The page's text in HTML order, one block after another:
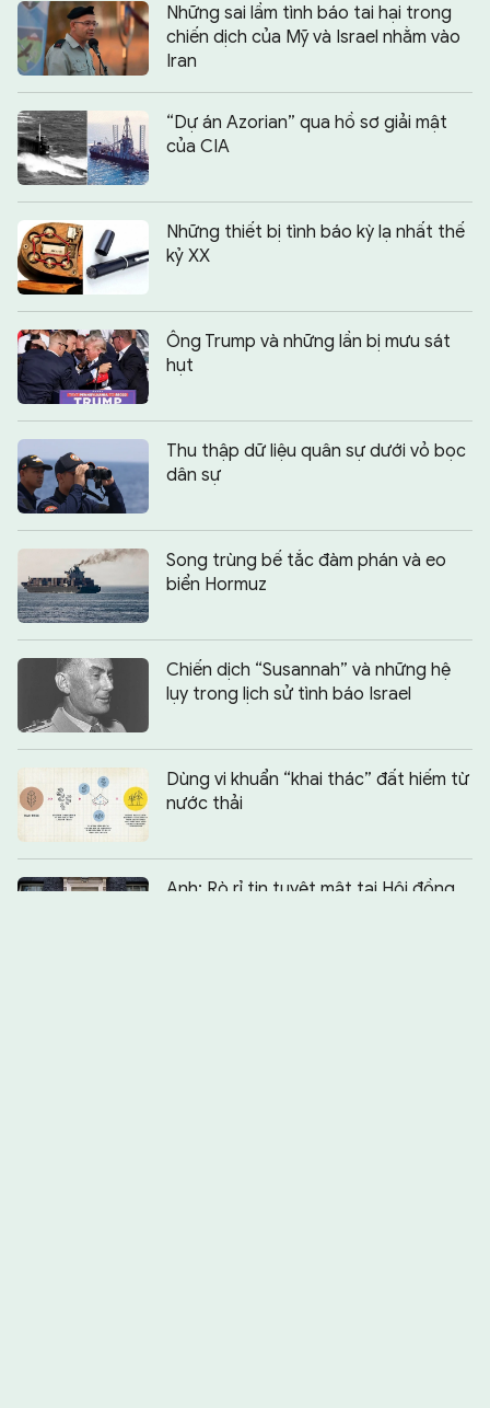
Những sai lầm tình báo tai hại trong
chiến dịch của Mỹ và Israel nhằm vào
Iran
“Dự án Azorian” qua hồ sơ giải mật
của CIA
Những thiết bị tình báo kỳ lạ nhất thế
kỷ XX
Ông Trump và những lần bị mưu sát
hụt
Thu thập dữ liệu quân sự dưới vỏ bọc
dân sự
Song trùng bế tắc đàm phán và eo
biển Hormuz
Chiến dịch “Susannah” và những hệ
lụy trong lịch sử tình báo Israel
Dùng vi khuẩn “khai thác” đất hiếm từ
nước thải
Anh: Rò rỉ tin tuyệt mật tại Hội đồng